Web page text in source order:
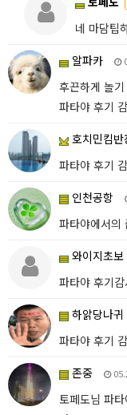
네 마담팁
알파카
후끈하게 놀
파타야 후기
호치민킴반
파타야 후기
인천공항
파타야에서의
와이지초보
파타야 후기
하앍당나귀
파타야 후기
존중
토페도님 파